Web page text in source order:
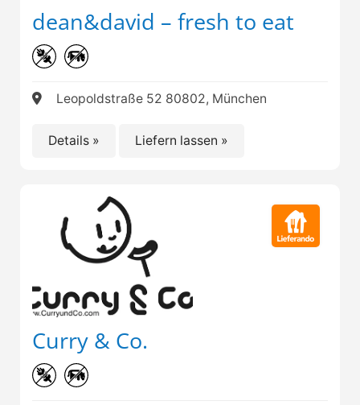
dean&david – fresh to eat
Leopoldstraße 52 80802, München
Details » Liefern lassen »
Curry & Co.